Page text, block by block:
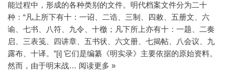
能过程中，形成的各种类别的文件。明代档案文件分为二十
种：“凡上所下有十：一诏、二诰、三制、四敕、五册文、六
谕、七书、八符、九令、十檄；凡下所上亦有十：一题、二奏
启、三表笺、四讲章、五书状、六文册、七揭帖、八会议、九
露布、十译。”[i] 它们是编纂《明实录》主要依据的原始资料。
然而，由于明末战… 阅读更多 »